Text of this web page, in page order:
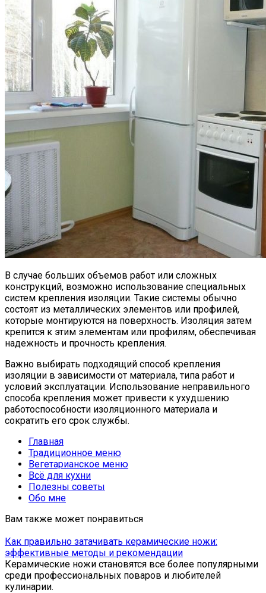
В случае больших объемов работ или сложных
конструкций, возможно использование специальных
систем крепления изоляции. Такие системы обычно
состоят из металлических элементов или профилей,
которые монтируются на поверхность. Изоляция затем
крепится к этим элементам или профилям, обеспечивая
надежность и прочность крепления.
Важно выбирать подходящий способ крепления
изоляции в зависимости от материала, типа работ и
условий эксплуатации. Использование неправильного
способа крепления может привести к ухудшению
работоспособности изоляционного материала и
сократить его срок службы.
Главная
Традиционное меню
Вегетарианское меню
Всё для кухни
Полезны советы
Обо мне
Вам также может понравиться
Как правильно затачивать керамические ножи:
эффективные методы и рекомендации
Керамические ножи становятся все более популярными
среди профессиональных поваров и любителей
кулинарии.